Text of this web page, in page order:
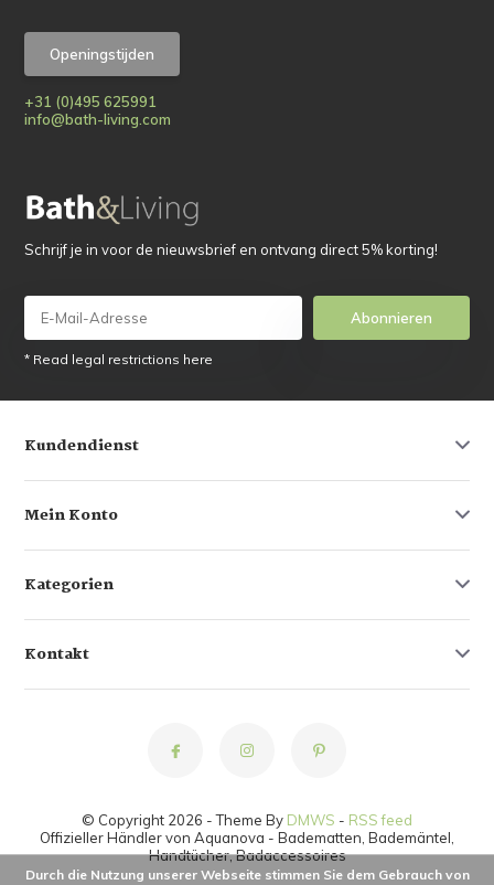
Openingstijden
+31 (0)495 625991
info@bath-living.com
Schrijf je in voor de nieuwsbrief en ontvang direct 5% korting!
Abonnieren
* Read legal restrictions here
Kundendienst
Mein Konto
Kategorien
Kontakt
© Copyright 2026 - Theme By DMWS - RSS feed
Offizieller Händler von Aquanova - Badematten, Bademäntel,
Handtücher, Badaccessoires
Durch die Nutzung unserer Webseite stimmen Sie dem Gebrauch von